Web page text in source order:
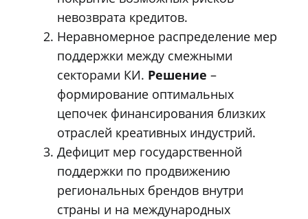
невозврата кредитов.
Неравномерное распределение мер
поддержки между смежными
секторами КИ. Решение –
формирование оптимальных
цепочек финансирования близких
отраслей креативных индустрий.
Дефицит мер государственной
поддержки по продвижению
региональных брендов внутри
страны и на международных